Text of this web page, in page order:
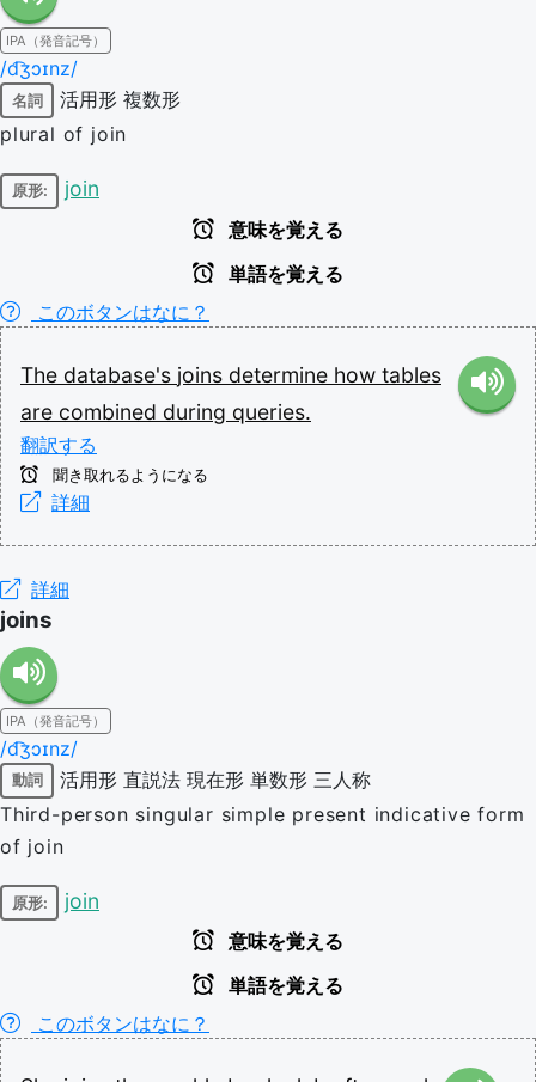
IPA（発音記号）
/d͡ʒɔɪnz/
名詞 活用形 複数形
plural of join
原形: join
意味を覚える
単語を覚える
このボタンはなに？
The database's joins determine how tables
are combined during queries.
翻訳する
聞き取れるようになる
詳細
詳細
joins
IPA（発音記号）
/d͡ʒɔɪnz/
動詞 活用形 直説法 現在形 単数形 三人称
Third-person singular simple present indicative form
of join
原形: join
意味を覚える
単語を覚える
このボタンはなに？